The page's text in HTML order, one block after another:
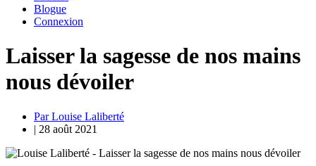
Blogue
Connexion
Laisser la sagesse de nos mains
nous dévoiler
Par Louise Laliberté
| 28 août 2021